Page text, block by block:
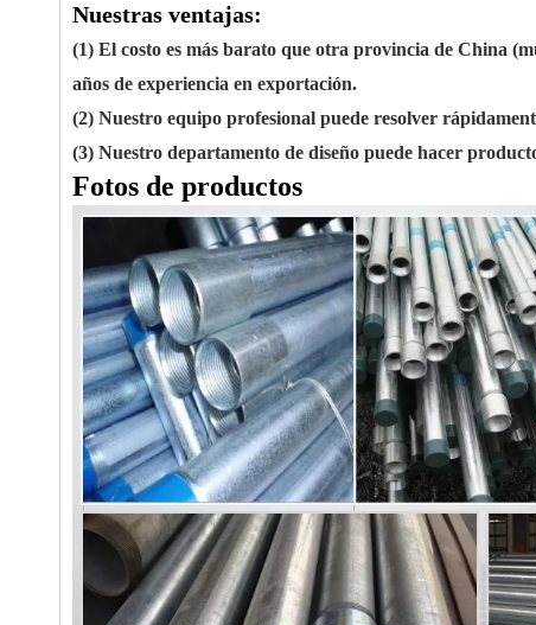
Nuestras ventajas:
(1) El costo es más barato que otra provincia de China
años de experiencia en exportación.
(2) Nuestro equipo profesional puede resolver
(3) Nuestro departamento de diseño puede hacer
Fotos de productos